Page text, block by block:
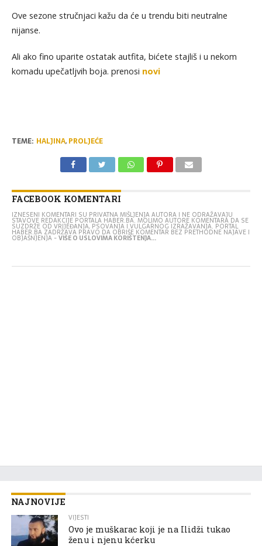
Ove sezone stručnjaci kažu da će u trendu biti neutralne
nijanse.
Ali ako fino uparite ostatak autfita, bićete stajliš i u nekom
komadu upečatljvih boja. prenosi novi
TEME: HALJINA, PROLJEĆE
FACEBOOK KOMENTARI
IZNESENI KOMENTARI SU PRIVATNA MIŠLJENJA AUTORA I NE ODRAŽAVAJU
STAVOVE REDAKCIJE PORTALA HABER.BA. MOLIMO AUTORE KOMENTARA DA SE
SUZDRŽE OD VRIJEĐANJA, PSOVANJA I VULGARNOG IZRAŽAVANJA. PORTAL
HABER.BA ZADRŽAVA PRAVO DA OBRIŠE KOMENTAR BEZ PRETHODNE NAJAVE I
OBJAŠNJENJA -VIŠE O USLOVIMA KORIŠTENJA...
NAJNOVIJE
VIJESTI
Ovo je muškarac koji je na Ilidži tukao
ženu i njenu kćerku